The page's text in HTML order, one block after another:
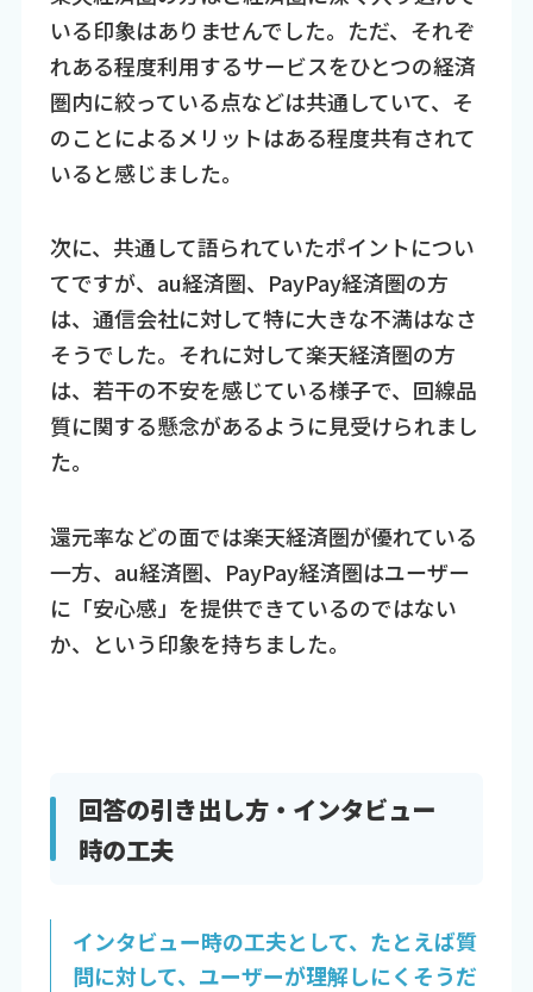
いる印象はありませんでした。ただ、それぞ
れある程度利用するサービスをひとつの経済
圏内に絞っている点などは共通していて、そ
のことによるメリットはある程度共有されて
いると感じました。
次に、共通して語られていたポイントについ
てですが、au経済圏、PayPay経済圏の方
は、通信会社に対して特に大きな不満はなさ
そうでした。それに対して楽天経済圏の方
は、若干の不安を感じている様子で、回線品
質に関する懸念があるように見受けられまし
た。
還元率などの面では楽天経済圏が優れている
一方、au経済圏、PayPay経済圏はユーザー
に「安心感」を提供できているのではない
か、という印象を持ちました。
回答の引き出し方・インタビュー
時の工夫
インタビュー時の工夫として、たとえば質
問に対して、ユーザーが理解しにくそうだ